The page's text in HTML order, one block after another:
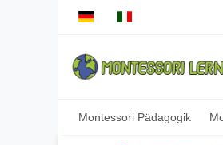
Montessori Pädagogik